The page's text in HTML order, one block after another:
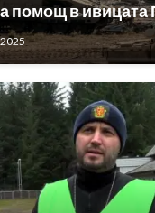
помощ в ивицата